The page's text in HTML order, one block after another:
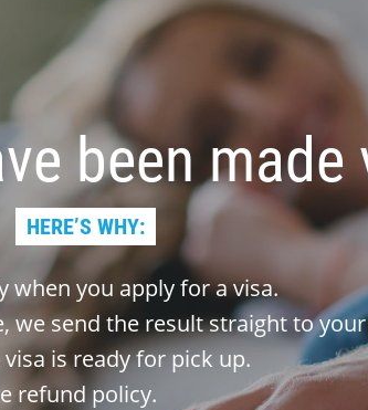
been
HERE’S WHY:
when you apply for a visa.
we send the result straight to
is ready for pick up.
refund policy.